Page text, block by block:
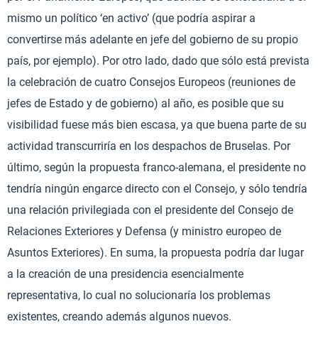
mismo un político ‘en activo’ (que podría aspirar a
convertirse más adelante en jefe del gobierno de su propio
país, por ejemplo). Por otro lado, dado que sólo está prevista
la celebración de cuatro Consejos Europeos (reuniones de
jefes de Estado y de gobierno) al año, es posible que su
visibilidad fuese más bien escasa, ya que buena parte de su
actividad transcurriría en los despachos de Bruselas. Por
último, según la propuesta franco-alemana, el presidente no
tendría ningún engarce directo con el Consejo, y sólo tendría
una relación privilegiada con el presidente del Consejo de
Relaciones Exteriores y Defensa (y ministro europeo de
Asuntos Exteriores). En suma, la propuesta podría dar lugar
a la creación de una presidencia esencialmente
representativa, lo cual no solucionaría los problemas
existentes, creando además algunos nuevos.